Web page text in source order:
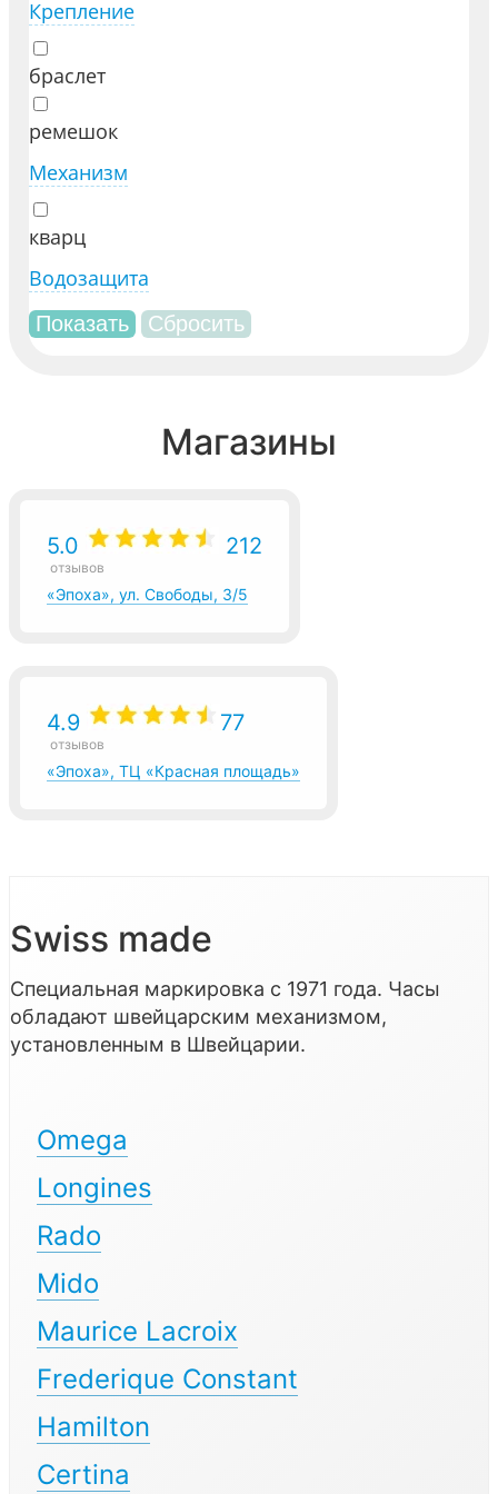
Крепление
браслет
ремешок
Механизм
кварц
Водозащита
Магазины
5.0 212
отзывов
«Эпоха», ул. Свободы, 3/5
4.9 77
отзывов
«Эпоха», ТЦ «Красная площадь»
Swiss made
Специальная маркировка с 1971 года. Часы
обладают швейцарским механизмом,
установленным в Швейцарии.
Omega
Longines
Rado
Mido
Maurice Lacroix
Frederique Constant
Hamilton
Certina